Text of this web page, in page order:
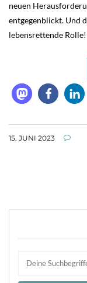
neuen
entgegenblickt. Und
lebensrettende Rolle!
15. JUNI 2023